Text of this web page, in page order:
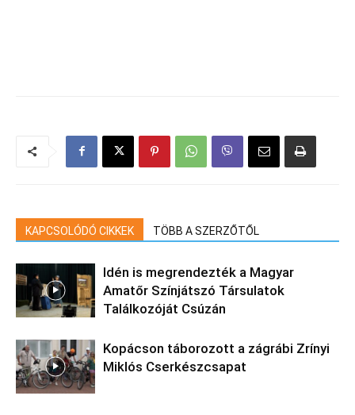
KAPCSOLÓDÓ CIKKEK TÖBB A SZERZŐTŐL
Idén is megrendezték a Magyar
Amatőr Színjátszó Társulatok
Találkozóját Csúzán
Kopácson táborozott a zágrábi Zrínyi
Miklós Cserkészcsapat